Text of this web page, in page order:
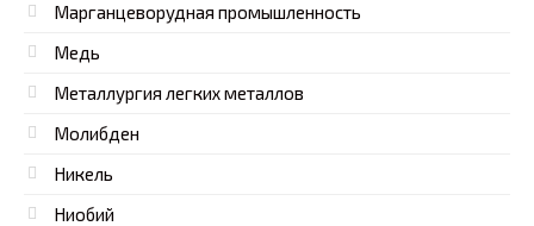
Марганцеворудная промышленность
Медь
Металлургия легких металлов
Молибден
Никель
Ниобий